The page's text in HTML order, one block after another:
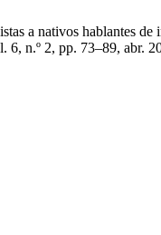
a nativos hablantes
6, n.º 2, pp. 73–89, abr.